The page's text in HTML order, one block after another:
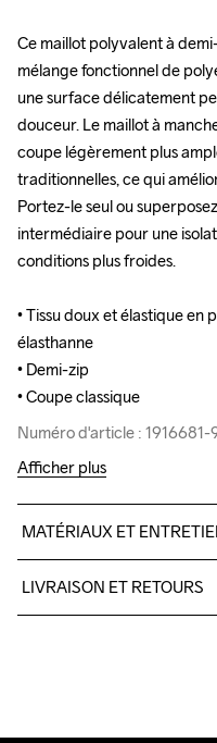
Ce maillot polyvalent à
mélange fonctionnel de
une surface délicatement
douceur. Le maillot à
coupe légèrement plus
traditionnelles, ce qui
Portez-le seul ou
intermédiaire pour une
conditions plus froides.
• Tissu doux et élastique
élasthanne
• Demi-zip
• Coupe classique
Numéro d'article :
Ce maillot polyvalent à
mélange fonctionnel de
une surface délicatement
douceur. Le maillot à
coupe légèrement plus
traditionnelles, ce qui
Portez-le seul ou
intermédiaire pour une
conditions plus froides.
• Tissu doux et élastique
élasthanne
• Demi-zip
• Coupe classique
Numéro d'article :
Afficher plus
MATÉRIAUX ET
LIVRAISON ET RETOURS